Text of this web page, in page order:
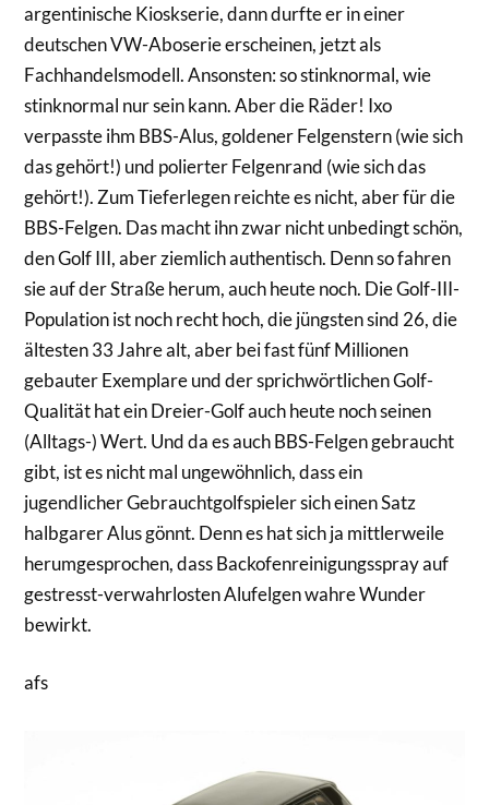
argentinische Kioskserie, dann durfte er in einer
deutschen VW-Aboserie erscheinen, jetzt als
Fachhandelsmodell. Ansonsten: so stinknormal, wie
stinknormal nur sein kann. Aber die Räder! Ixo
verpasste ihm BBS-Alus, goldener Felgenstern (wie sich
das gehört!) und polierter Felgenrand (wie sich das
gehört!). Zum Tieferlegen reichte es nicht, aber für die
BBS-Felgen. Das macht ihn zwar nicht unbedingt schön,
den Golf III, aber ziemlich authentisch. Denn so fahren
sie auf der Straße herum, auch heute noch. Die Golf-III-
Population ist noch recht hoch, die jüngsten sind 26, die
ältesten 33 Jahre alt, aber bei fast fünf Millionen
gebauter Exemplare und der sprichwörtlichen Golf-
Qualität hat ein Dreier-Golf auch heute noch seinen
(Alltags-) Wert. Und da es auch BBS-Felgen gebraucht
gibt, ist es nicht mal ungewöhnlich, dass ein
jugendlicher Gebrauchtgolfspieler sich einen Satz
halbgarer Alus gönnt. Denn es hat sich ja mittlerweile
herumgesprochen, dass Backofenreinigungsspray auf
gestresst-verwahrlosten Alufelgen wahre Wunder
bewirkt.
afs